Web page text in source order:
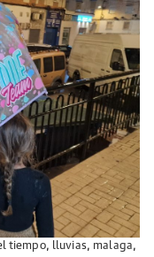
tiempo, lluvias, malaga,